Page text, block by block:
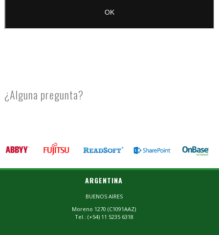
¿Alguna pregunta?
ARGENTINA
BUENOS AIRES
Moreno 1270 (C1091AAZ)
Tel.: (+54) 11 5235 6318